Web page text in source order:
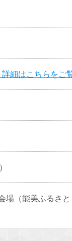
細はこちらをご覧
場（能美ふるさ